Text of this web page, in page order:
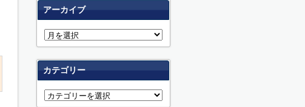
アーカイブ
カテゴリー